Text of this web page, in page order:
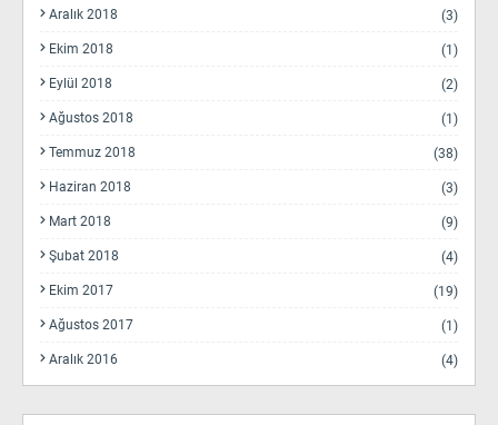
Aralık 2018 (3)
Ekim 2018 (1)
Eylül 2018 (2)
Ağustos 2018 (1)
Temmuz 2018 (38)
Haziran 2018 (3)
Mart 2018 (9)
Şubat 2018 (4)
Ekim 2017 (19)
Ağustos 2017 (1)
Aralık 2016 (4)